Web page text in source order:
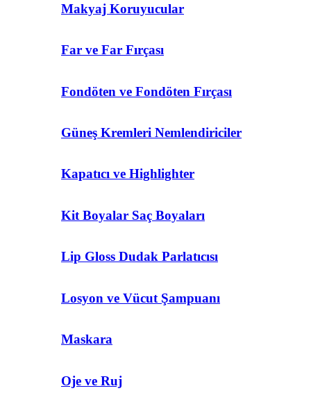
Makyaj Koruyucular
Far ve Far Fırçası
Fondöten ve Fondöten Fırçası
Güneş Kremleri Nemlendiriciler
Kapatıcı ve Highlighter
Kit Boyalar Saç Boyaları
Lip Gloss Dudak Parlatıcısı
Losyon ve Vücut Şampuanı
Maskara
Oje ve Ruj